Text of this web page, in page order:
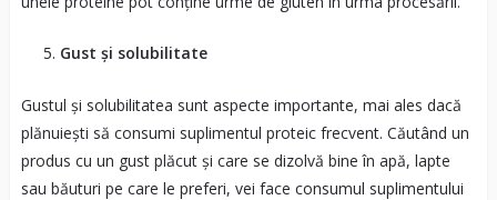
Gust și solubilitate
Gustul și solubilitatea sunt aspecte importante, mai ales dacă
plănuiești să consumi suplimentul proteic frecvent. Căutând un
produs cu un gust plăcut și care se dizolvă bine în apă, lapte
sau băuturi pe care le preferi, vei face consumul suplimentului